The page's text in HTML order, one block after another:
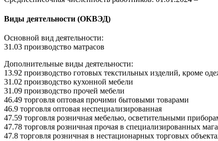
Виды деятельности (ОКВЭД)
Основной вид деятельности:
31.03 производство матрасов
Дополнительные виды деятельности:
13.92 производство готовых текстильных изделий, кроме
31.02 производство кухонной мебели
31.09 производство прочей мебели
46.49 торговля оптовая прочими бытовыми товарами
46.9 торговля оптовая неспециализированная
47.59 торговля розничная мебелью, осветительными
47.78 торговля розничная прочая в специализированных
47.8 торговля розничная в нестационарных торговых